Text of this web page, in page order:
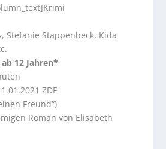
Stefanie Stappenbeck, Kida
12 Jahren*
ZDF
Freund“)
Roman von Elisabeth